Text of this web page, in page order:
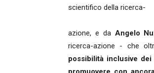
scientifico della ricerca-
azione, e da Angelo
ricerca-azione - che
possibilità inclusive